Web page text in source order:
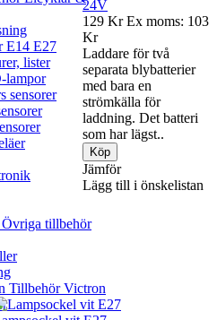
E14 E27
lister
lampor
tillbehör
Tillbehör Victron
24V
129 KrEx moms: 103
Kr
Laddare för två
separata blybatterier
med bara en
strömkälla för
laddning. Det batteri
som har lägst..
Jämför
Lägg till i önskelistan